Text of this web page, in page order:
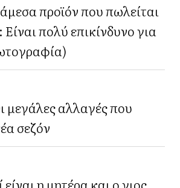
προϊόν που πωλείται
πολύ επικίνδυνο για
μεγάλες αλλαγές που
σεζόν
η μητέρα και ο γιος